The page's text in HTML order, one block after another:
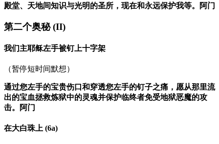
殿堂、天地间知识与光明的圣所，现在和永远保护我等。阿门
第二个奥秘(II)
我们主耶稣左手被钉上十字架
（暂停短时间默想）
通过您左手的宝贵伤口和穿透您左手的钉子之痛，愿从那里流
出的宝血拯救炼狱中的灵魂并保护临终者免受地狱恶魔的攻
击。阿门
在大白珠上 (6a)